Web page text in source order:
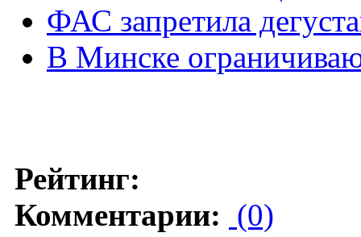
ФАС запретила
В Минске
Рейтинг:
Комментарии: (0)